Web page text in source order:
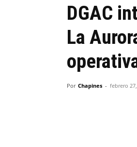
DGAC
La
Por Chapines - febrero